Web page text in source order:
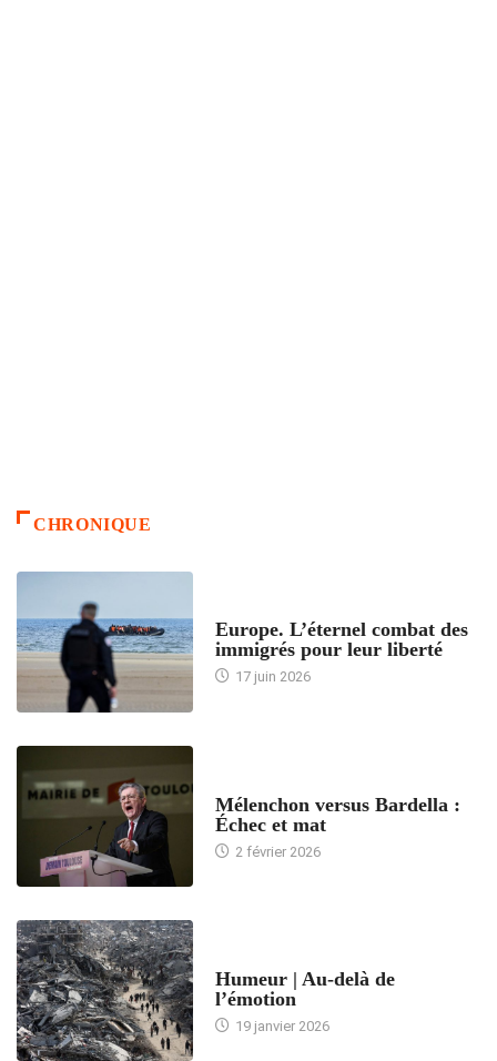
CHRONIQUE
Europe. L’éternel combat des
immigrés pour leur liberté
17 juin 2026
Mélenchon versus Bardella :
Échec et mat
2 février 2026
Humeur | Au-delà de
l’émotion
19 janvier 2026